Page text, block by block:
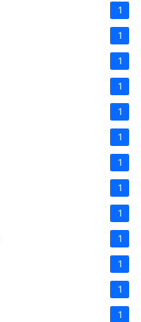
1
1
1
1
1
1
1
1
1
1
1
1
1